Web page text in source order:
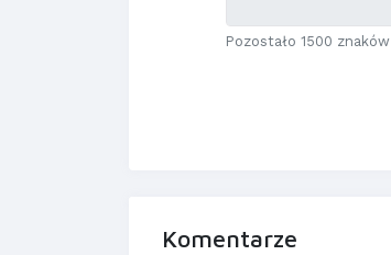
Pozostało 1500 znaków
Komentarze